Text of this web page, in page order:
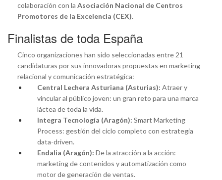
colaboración con la Asociación Nacional de Centros
Promotores de la Excelencia (CEX).
Finalistas de toda España
Cinco organizaciones han sido seleccionadas entre 21
candidaturas por sus innovadoras propuestas en marketing
relacional y comunicación estratégica:
Central Lechera Asturiana (Asturias): Atraer y
vincular al público joven: un gran reto para una marca
láctea de toda la vida.
Integra Tecnología (Aragón): Smart Marketing
Process: gestión del ciclo completo con estrategia
data-driven.
Endalia (Aragón): De la atracción a la acción:
marketing de contenidos y automatización como
motor de generación de ventas.